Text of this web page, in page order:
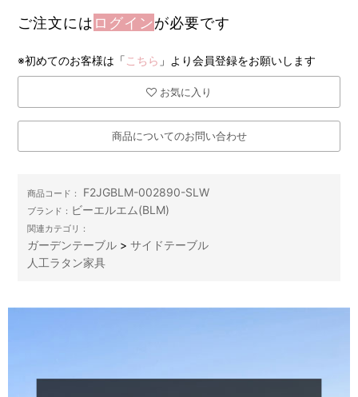
ご注文には ログインが必要です
※初めてのお客様は「こちら 」より会員登録をお願いします
お気に入り
商品についてのお問い合わせ
商品コード： F2JGBLM-002890-SLW
ブランド： ビーエルエム(BLM)
関連カテゴリ：
ガーデンテーブル >サイドテーブル
人工ラタン家具